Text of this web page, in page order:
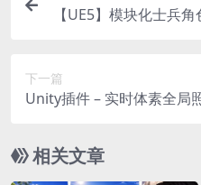
【UE5】模块化士兵
下一篇
Unity插件 – 实时体素全局
相关文章